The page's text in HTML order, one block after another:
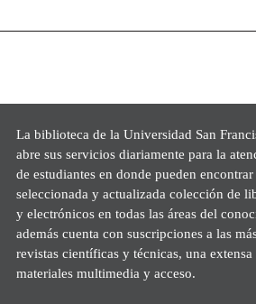
La biblioteca de la Universidad San
abre sus servicios diariamente para la
de estudiantes en donde pueden encontrar
seleccionada y actualizada colección de
y electrónicos en todas las áreas del
además cuenta con suscripciones a las
revistas científicas y técnicas, una
materiales multimedia y acceso.